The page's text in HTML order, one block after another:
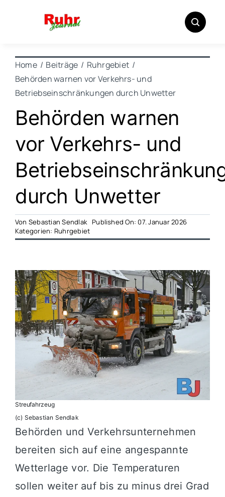
Home Beiträge
Ruhrgebiet
Behörden warnen vor Verkehrs- und
Betriebseinschränkungen durch Unwetter
Behörden warnen
vor Verkehrs- und
durch Unwetter
Von Sebastian Sendlak Published On: 07. Januar 2026
Kategorien: Ruhrgebiet
Streufahrzeug
(c) Sebastian Sendlak
Behörden und Verkehrsunternehmen
bereiten sich auf eine angespannte
Wetterlage vor. Die Temperaturen
sollen weiter auf bis zu minus drei Grad